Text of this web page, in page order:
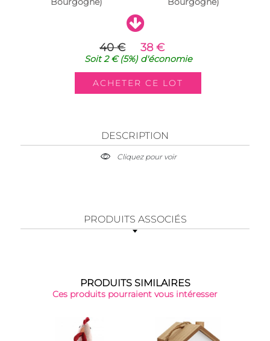
40 € 38 €
Soit2 €(5%)d'économie
DESCRIPTION
Cliquez pour voir
PRODUITS ASSOCIÉS
PRODUITS SIMILAIRES
Ces produits pourraient vous intéresser